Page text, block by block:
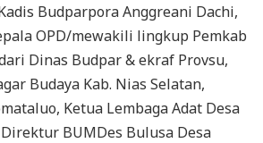
Budparpora Anggreani Dachi,
OPD/mewakili lingkup Pemkab
Dinas Budpar & ekraf Provsu,
Budaya Kab. Nias Selatan,
Ketua Lembaga Adat Desa
BUMDes Bulusa Desa